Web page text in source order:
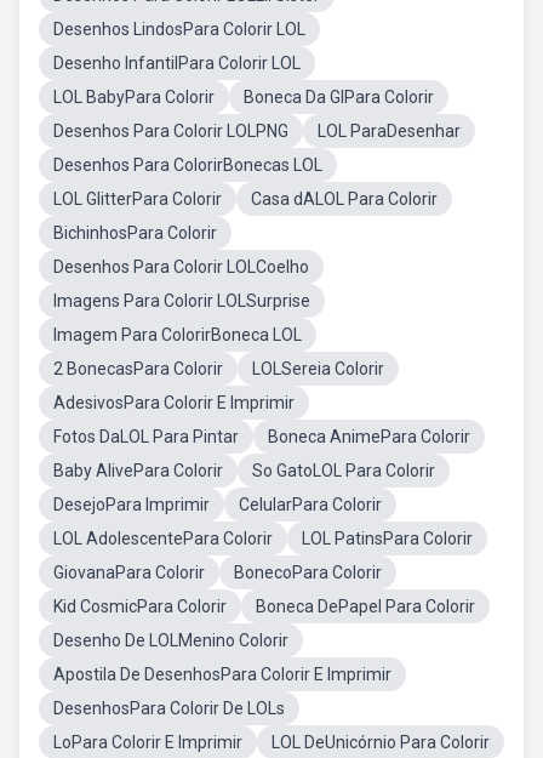
Desenhos LindosPara Colorir LOL
Desenho InfantilPara Colorir LOL
LOL BabyPara Colorir
Boneca Da GIPara Colorir
Desenhos Para Colorir LOLPNG
LOL ParaDesenhar
Desenhos Para ColorirBonecas LOL
LOL GlitterPara Colorir
Casa dALOL Para Colorir
BichinhosPara Colorir
Desenhos Para Colorir LOLCoelho
Imagens Para Colorir LOLSurprise
Imagem Para ColorirBoneca LOL
2 BonecasPara Colorir
LOLSereia Colorir
AdesivosPara Colorir E Imprimir
Fotos DaLOL Para Pintar
Boneca AnimePara Colorir
Baby AlivePara Colorir
So GatoLOL Para Colorir
DesejoPara Imprimir
CelularPara Colorir
LOL AdolescentePara Colorir
LOL PatinsPara Colorir
GiovanaPara Colorir
BonecoPara Colorir
Kid CosmicPara Colorir
Boneca DePapel Para Colorir
Desenho De LOLMenino Colorir
Apostila De DesenhosPara Colorir E Imprimir
DesenhosPara Colorir De LOLs
LoPara Colorir E Imprimir
LOL DeUnicórnio Para Colorir